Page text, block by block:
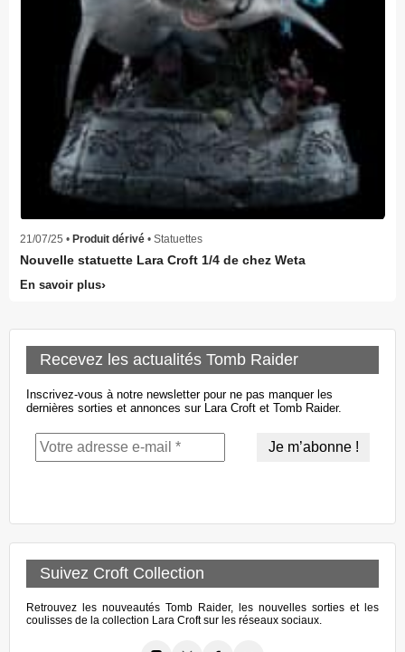
21/07/25 • Produit dérivé • Statuettes
Nouvelle statuette Lara Croft 1/4 de chez Weta
En savoir plus
Recevez les actualités Tomb Raider
Inscrivez-vous à notre newsletter pour ne pas manquer les
dernières sorties et annonces sur Lara Croft et Tomb Raider.
Suivez Croft Collection
Retrouvez les nouveautés Tomb Raider, les nouvelles sorties et les
coulisses de la collection Lara Croft sur les réseaux sociaux.